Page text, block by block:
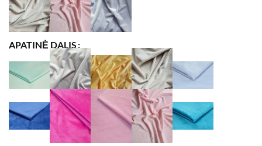
APATINĖ DALIS